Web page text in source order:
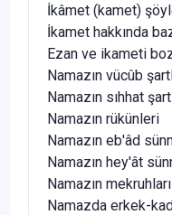
İkâmet (kamet)
İkamet hakkında
Ezan ve ikameti
Namazın vücûb
Namazın sıhhat
Namazın rükünleri
Namazın eb'âd
Namazın hey'ât
Namazın
Namazda erkek-